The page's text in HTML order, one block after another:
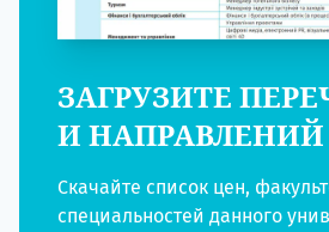
ЗАГРУЗИТЕ
И НАПРАВЛЕНИЙ
Скачайте список цен,
специальностей данного